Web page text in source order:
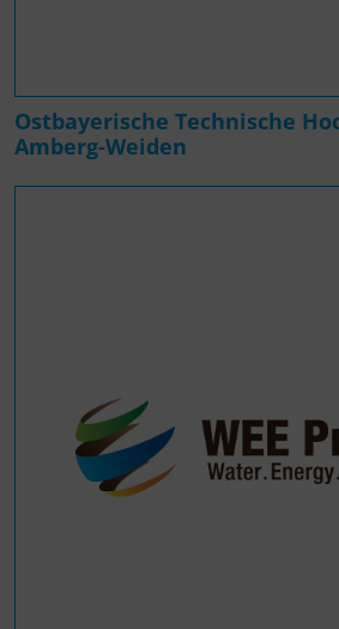
Ostbayerische Technische
Amberg-Weiden